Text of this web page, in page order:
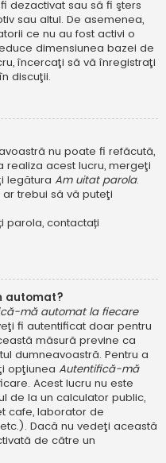
dezactivat sau să fi şters
sau altul. De asemenea,
ce nu au fost activi o
dimensiunea bazei de
încercaţi să vă înregistraţi
discuţii.
nu poate fi refăcută,
realiza acest lucru, mergeţi
legătura Am uitat parola.
trebui să vă puteţi
parola, contactați
automat?
mă automat la fiecare
fi autentificat doar pentru
măsură previne ca
dumneavoastră. Pentru a
opţiunea Autentifică-mă
Acest lucru nu este
de la un calculator public,
cafe, laborator de
Dacă nu vedeţi această
de către un